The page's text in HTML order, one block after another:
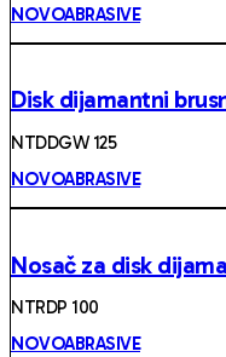
NOVOABRASIVE
Disk dijamantni
NTDDGW 125
NOVOABRASIVE
Nosač za disk
NTRDP 100
NOVOABRASIVE